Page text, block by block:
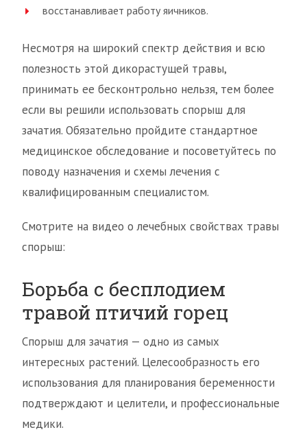
восстанавливает работу яичников.
Несмотря на широкий спектр действия и всю
полезность этой дикорастущей травы,
принимать ее бесконтрольно нельзя, тем более
если вы решили использовать спорыш для
зачатия. Обязательно пройдите стандартное
медицинское обследование и посоветуйтесь по
поводу назначения и схемы лечения с
квалифицированным специалистом.
Смотрите на видео о лечебных свойствах травы
спорыш:
Борьба с бесплодием
травой птичий горец
Спорыш для зачатия — одно из самых
интересных растений. Целесообразность его
использования для планирования беременности
подтверждают и целители, и профессиональные
медики.